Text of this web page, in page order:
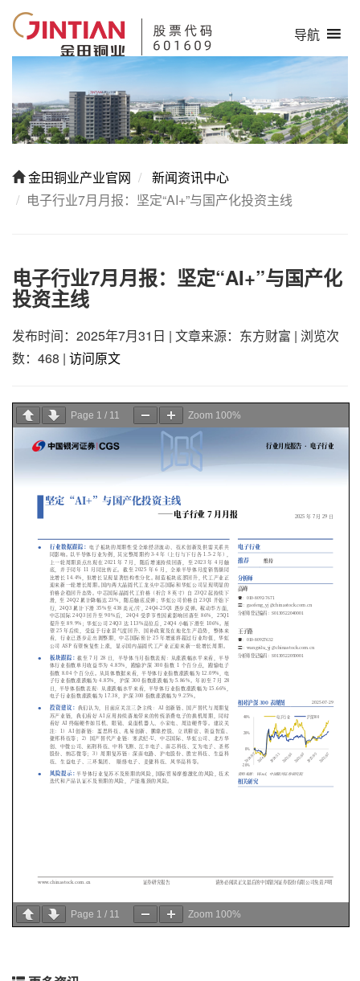
导航
金田铜业产业官网
新闻资讯中心
电子行业7月月报：坚定“AI+”与国产化投资主线
电子行业7月月报：坚定“AI+”与国产化
投资主线
发布时间：2025年7月31日 | 文章来源：东方财富 | 浏览次
数：468 | 访问原文
Page 1 / 11 Zoom 100%
Page 1 / 11 Zoom 100%